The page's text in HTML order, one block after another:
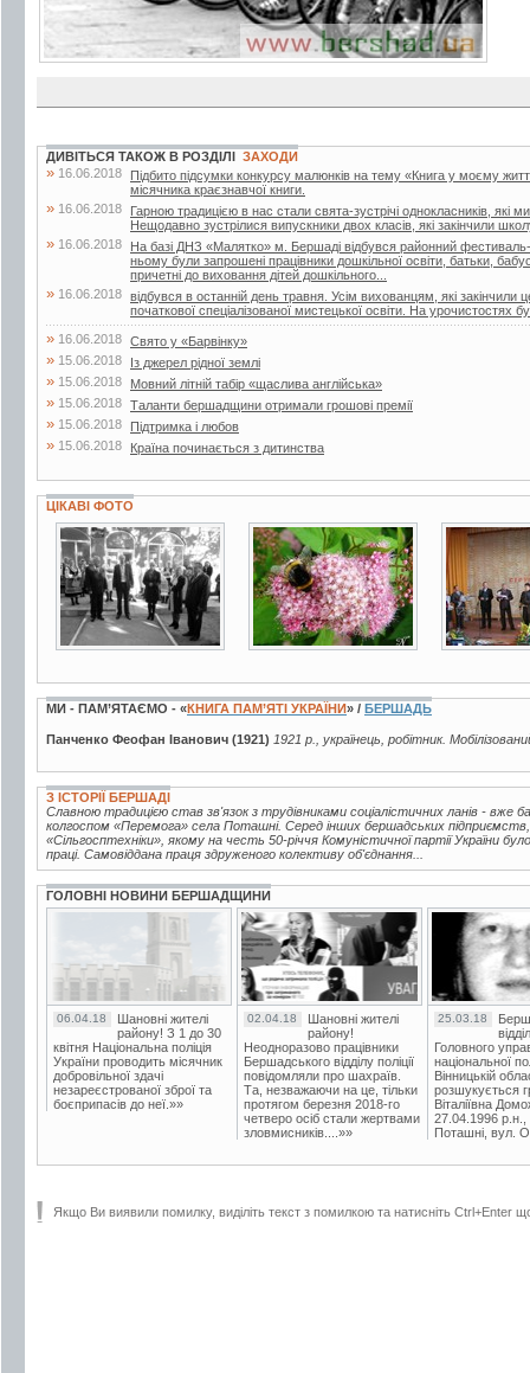
ДИВІТЬСЯ ТАКОЖ В РОЗДІЛІ ЗАХОДИ
» 16.06.2018
Підбито підсумки конкурсу малюнків на тему «Книга у моєму
місячника краєзнавчої книги.
» 16.06.2018
Гарною традицією в нас стали свята-зустрічі однокласників, які
Нещодавно зустрілися випускники двох класів, які закінчили
» 16.06.2018
На базі ДНЗ «Малятко» м. Бершаді відбувся районний
ньому були запрошені працівники дошкільної освіти, батьки,
причетні до виховання дітей дошкільного...
» 16.06.2018 відбувся в останній день травня. Усім вихованцям, які
початкової спеціалізованої мистецької освіти. На урочистостях
» 16.06.2018 Свято у «Барвінку»
» 15.06.2018 Із джерел рідної землі
» 15.06.2018 Мовний літній табір «щаслива англійська»
» 15.06.2018 Таланти бершадщини отримали грошові премії
» 15.06.2018 Підтримка і любов
» 15.06.2018 Країна починається з дитинства
ЦІКАВІ ФОТО
6 фото 48 фото 4 фото
МИ - ПАМ’ЯТАЄМО - «КНИГА ПАМ’ЯТІ УКРАЇНИ» / БЕРШАДЬ
Панченко Феофан Іванович (1921) 1921 р., українець, робітник.
З ІСТОРІЇ БЕРШАДІ
Славною традицією став зв'язок з трудівниками соціалістичних ланів - вже
колгоспом «Перемога» села Поташні. Серед інших бершадських
«Сільгосптехніки», якому на честь 50-річчя Комуністичної партії України
праці. Самовіддана праця здруженого колективу об'єднання...
ГОЛОВНІ НОВИНИ БЕРШАДЩИНИ
06.04.18
Шановні жителі
району! З 1 до 30
квітня Національна поліція
України проводить місячник
добровільної здачі
незареєстрованої зброї та
боєприпасів до неї.»»
02.04.18
Шановні жителі
району!
Неодноразово працівники
Бершадського відділу поліції
повідомляли про шахраїв.
Та, незважаючи на це, тільки
протягом березня 2018-го
четверо осіб стали жертвами
зловмисників....»»
25.03.18
Головного
національної
Вінницькій
розшукується
Віталіївна
27.04.1996 р.н.,
Поташні, вул.
Якщо Ви виявили помилку, виділіть текст з помилкою та натисніть Ctrl+Enter